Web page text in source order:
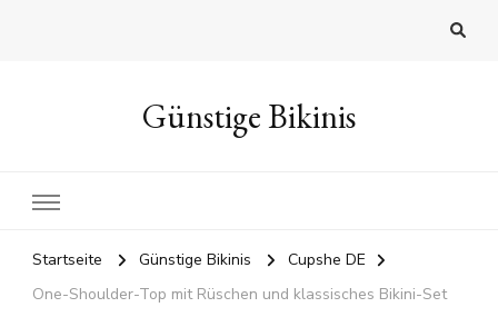
Günstige Bikinis
Startseite Günstige Bikinis
Cupshe DE
One-Shoulder-Top mit Rüschen und klassisches Bikini-Set